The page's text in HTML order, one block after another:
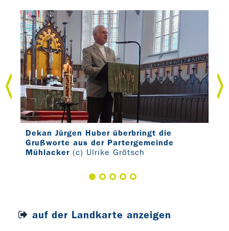
Dekan Jürgen Huber überbringt die
Grußworte aus der Partergemeinde
Mühlacker (c) Ulrike Grötsch
auf der Landkarte anzeigen